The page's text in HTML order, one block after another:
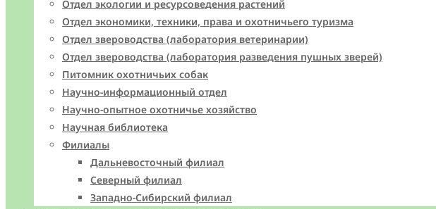
Отдел экологии и ресурсоведения растений
Отдел экономики, техники, права и охотничьего туризма
Отдел звероводства (лаборатория ветеринарии)
Отдел звероводства (лаборатория разведения пушных зверей)
Питомник охотничьих собак
Научно-информационный отдел
Научно-опытное охотничье хозяйство
Научная библиотека
Филиалы
Дальневосточный филиал
Северный филиал
Западно-Cибирский филиал